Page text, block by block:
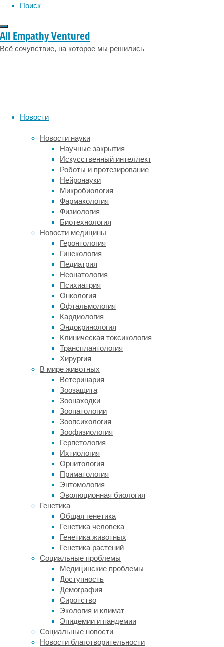
Поиск
All Empathy Ventured
Всё сочувствие, на которое мы решились
Новости
Новости науки
Научные закрытия
Искусственный интеллект
Роботы и протезирование
Нейронауки
Микробиология
Фармакология
Физиология
Биотехнология
Новости медицины
Геронтология
Гинекология
Педиатрия
Неонатология
Психиатрия
Онкология
Офтальмология
Кардиология
Эндокринология
Клиническая токсикология
Трансплантология
Хирургия
В мире животных
Ветеринария
Зоозащита
Зоонаходки
Зоопатологии
Зоопсихология
Зоофизиология
Герпетология
Ихтиология
Орнитология
Приматология
Энтомология
Эволюционная биология
Генетика
Общая генетика
Генетика человека
Генетика животных
Генетика растений
Социальные проблемы
Медицинские проблемы
Доступность
Демография
Сиротство
Экология и климат
Эпидемии и пандемии
Социальные новости
Новости благотворительности
в
нескольких
градусах
исключающего
крупных
наземных
многоклеточных.
Традиционно
научном
мире
считалось,
климат
планет
земного
типа
включая
нашу
обладает
«встроенным
термостатом»
называют,
«углеродным
кондиционером».
Когда
планете
холодно,
углекислый
слабо
связывается
горными
породами
(скорость
химических
связывания
базальтами
падает).
счет
главный